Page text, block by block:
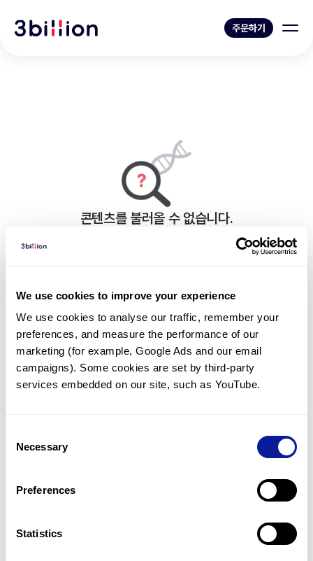
We use cookies to improve your experience
We use cookies to analyse our traffic, remember your
preferences, and measure the performance of our
marketing (for example, Google Ads and our email
campaigns). Some cookies are set by third-party
services embedded on our site, such as YouTube.
Selection
Necessary
Preferences
Statistics
주문하기
콘텐츠를 불러올 수 없습니다.
기술
Gene browser